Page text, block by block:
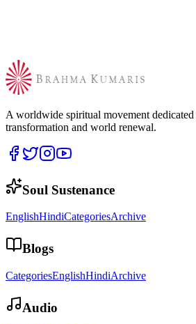
A worldwide spiritual movement dedicated
transformation and world renewal.
Soul Sustenance
EnglishHindiCategoriesArchive
Blogs
CategoriesEnglishHindiArchive
Audio